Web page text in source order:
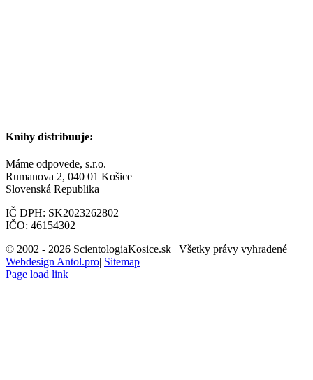
Knihy distribuuje:
Máme odpovede, s.r.o.
Rumanova 2, 040 01 Košice
Slovenská Republika
IČ DPH: SK2023262802
IČO: 46154302
© 2002 - 2026 ScientologiaKosice.sk | Všetky právy vyhradené |
Webdesign Antol.pro Sitemap
Page load link